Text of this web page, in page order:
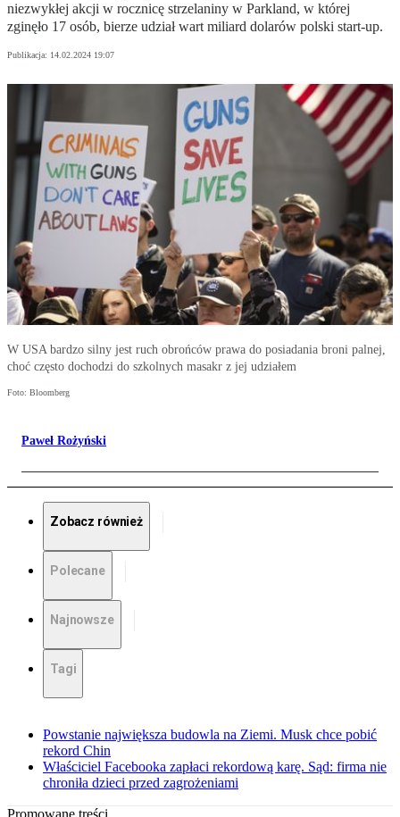
niezwykłej akcji w rocznicę strzelaniny w Parkland, w której
zginęło 17 osób, bierze udział wart miliard dolarów polski start-up.
Publikacja: 14.02.2024 19:07
W USA bardzo silny jest ruch obrońców prawa do posiadania broni palnej,
choć często dochodzi do szkolnych masakr z jej udziałem
Foto: Bloomberg
Paweł Rożyński
Zobacz również
Polecane
Najnowsze
Tagi
Powstanie największa budowla na Ziemi. Musk chce pobić
rekord Chin
Właściciel Facebooka zapłaci rekordową karę. Sąd: firma nie
chroniła dzieci przed zagrożeniami
Promowane treści